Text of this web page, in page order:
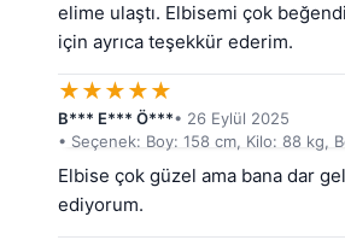
elime ulaştı. Elbisemi çok
için ayrıca teşekkür ederim.
★★★★★
B*** E*** Ö***• 26 Eylül 2025
• Seçenek: Boy: 158 cm, Kilo: 88 kg,
Elbise çok güzel ama bana dar
ediyorum.